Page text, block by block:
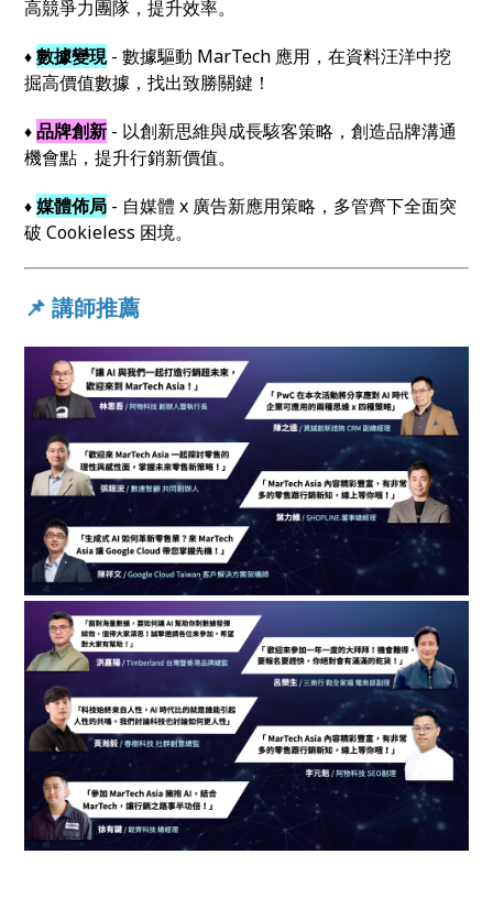
高競爭力團隊，提升效率。
♦︎數據變現- 數據驅動 MarTech 應用，在資料汪洋中挖
掘高價值數據，找出致勝關鍵！
♦︎品牌創新 - 以創新思維與成長駭客策略，創造品牌溝通
機會點，提升行銷新價值。
♦︎媒體佈局 - 自媒體 x 廣告新應用策略，多管齊下全面突
破 Cookieless 困境。
📌 講師推薦